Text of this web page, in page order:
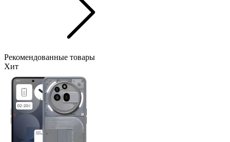
Рекомендованные товары
Хит